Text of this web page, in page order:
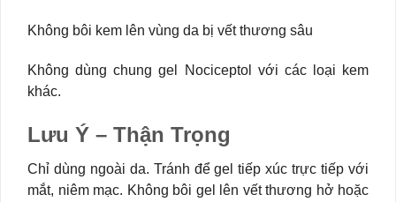
Không bôi kem lên vùng da bị vết thương sâu
Không dùng chung gel Nociceptol với các loại kem
khác.
Lưu Ý – Thận Trọng
Chỉ dùng ngoài da. Tránh để gel tiếp xúc trực tiếp với
mắt, niêm mạc. Không bôi gel lên vết thương hở hoặc